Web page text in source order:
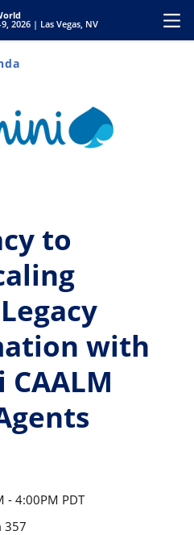
principale
9, 2026 | Las Vegas, NV
to
with
- 4:00PM PDT
357